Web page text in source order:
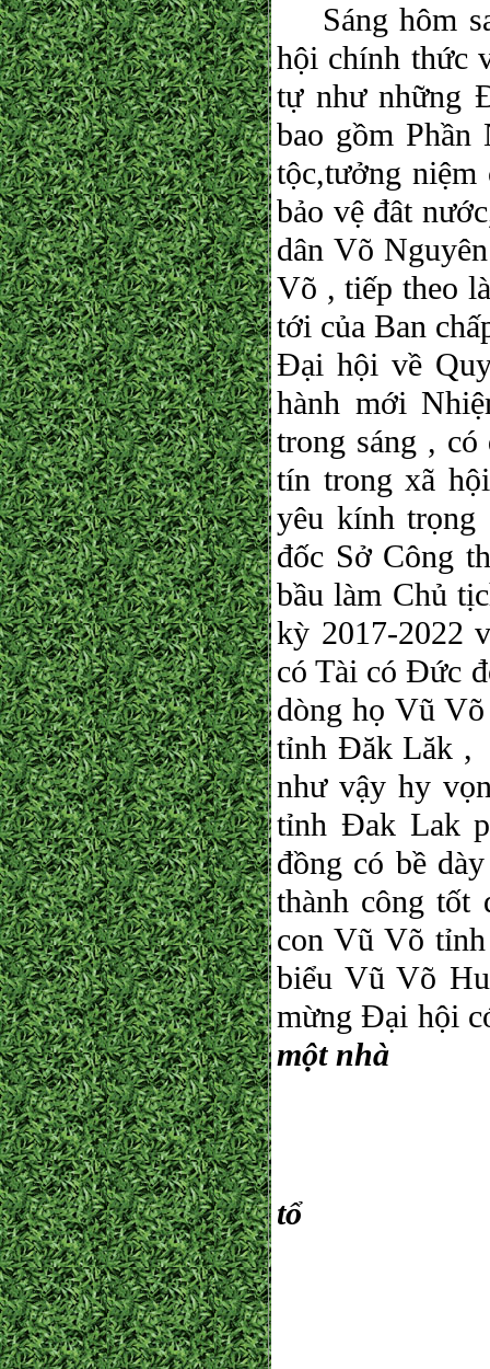
Sáng hôm
hội chính thức
tự như những
bao gồm
tộc,tưởng niệm
bảo vệ đât
dân Võ
Võ , tiếp theo
tới của Ban
Đại hội về
hành mới
trong sáng ,
tín trong xã
yêu kính trọng
đốc Sở Công
bầu làm Chủ
kỳ 2017-2022
có Tài có Đức
dòng họ Vũ
tỉnh Đăk Lăk ,
như vậy hy
tỉnh Đak Lak
đồng có bề
thành công tốt
con Vũ Võ
biểu Vũ Võ
mừng Đại
một nhà
tổ